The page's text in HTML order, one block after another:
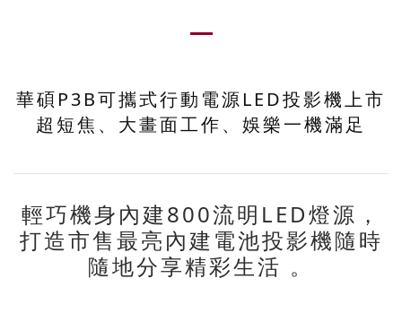
華碩P3B可攜式行動電源LED投影機上市
超短焦、大畫面工作、娛樂一機滿足
輕巧機身內建800流明LED燈源，
打造市售最亮內建電池投影機隨時
隨地分享精彩生活 。